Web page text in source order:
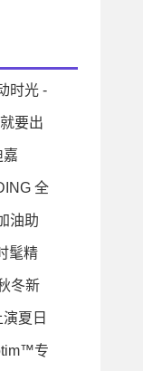
时光 -
要出
嘉
全
油助
髦精
冬新
夏日
专